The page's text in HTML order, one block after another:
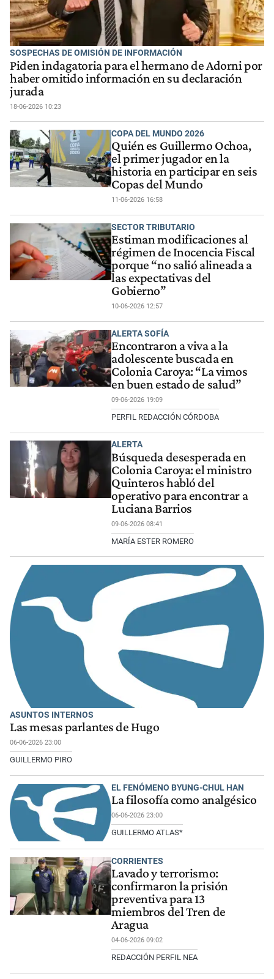
SOSPECHAS DE OMISIÓN DE INFORMACIÓN
Piden indagatoria para el hermano de Adorni por
haber omitido información en su declaración
jurada
18-06-2026 10:23
COPA DEL MUNDO 2026
Quién es Guillermo Ochoa,
el primer jugador en la
historia en participar en seis
Copas del Mundo
11-06-2026 16:58
SECTOR TRIBUTARIO
Estiman modificaciones al
régimen de Inocencia Fiscal
porque “no salió alineada a
las expectativas del
Gobierno”
10-06-2026 12:57
ALERTA SOFÍA
Encontraron a viva a la
adolescente buscada en
Colonia Caroya: “La vimos
en buen estado de salud”
09-06-2026 19:09
PERFIL REDACCIÓN CÓRDOBA
ALERTA
Búsqueda desesperada en
Colonia Caroya: el ministro
Quinteros habló del
operativo para encontrar a
Luciana Barrios
09-06-2026 08:41
MARÍA ESTER ROMERO
ASUNTOS INTERNOS
Las mesas parlantes de Hugo
06-06-2026 23:00
GUILLERMO PIRO
EL FENÓMENO BYUNG-CHUL HAN
La filosofía como analgésico
06-06-2026 23:00
GUILLERMO ATLAS*
CORRIENTES
Lavado y terrorismo:
confirmaron la prisión
preventiva para 13
miembros del Tren de
Aragua
04-06-2026 09:02
REDACCIÓN PERFIL NEA